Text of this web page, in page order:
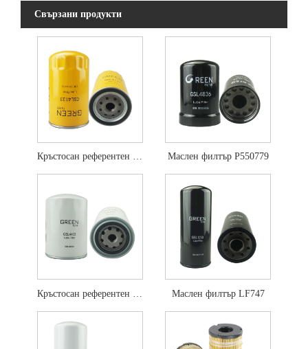
Свързани продукти
Кръстосан референтен филтър за масло P502465 Маслен филтър P550779
Кръстосан референтен филтър за масло LF701 Маслен филтър LF747